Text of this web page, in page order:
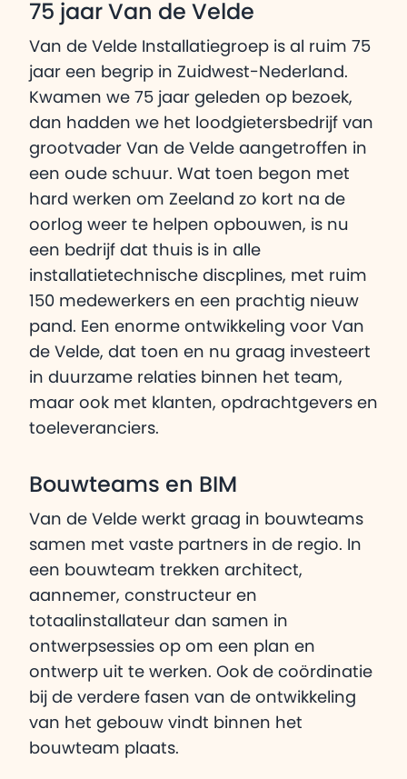
75 jaar Van de Velde
Van de Velde Installatiegroep is al ruim 75
jaar een begrip in Zuidwest-Nederland.
Kwamen we 75 jaar geleden op bezoek,
dan hadden we het loodgietersbedrijf van
grootvader Van de Velde aangetroffen in
een oude schuur. Wat toen begon met
hard werken om Zeeland zo kort na de
oorlog weer te helpen opbouwen, is nu
een bedrijf dat thuis is in alle
installatietechnische discplines, met ruim
150 medewerkers en een prachtig nieuw
pand. Een enorme ontwikkeling voor Van
de Velde, dat toen en nu graag investeert
in duurzame relaties binnen het team,
maar ook met klanten, opdrachtgevers en
toeleveranciers.
Bouwteams en BIM
Van de Velde werkt graag in bouwteams
samen met vaste partners in de regio. In
een bouwteam trekken architect,
aannemer, constructeur en
totaalinstallateur dan samen in
ontwerpsessies op om een plan en
ontwerp uit te werken. Ook de coördinatie
bij de verdere fasen van de ontwikkeling
van het gebouw vindt binnen het
bouwteam plaats.